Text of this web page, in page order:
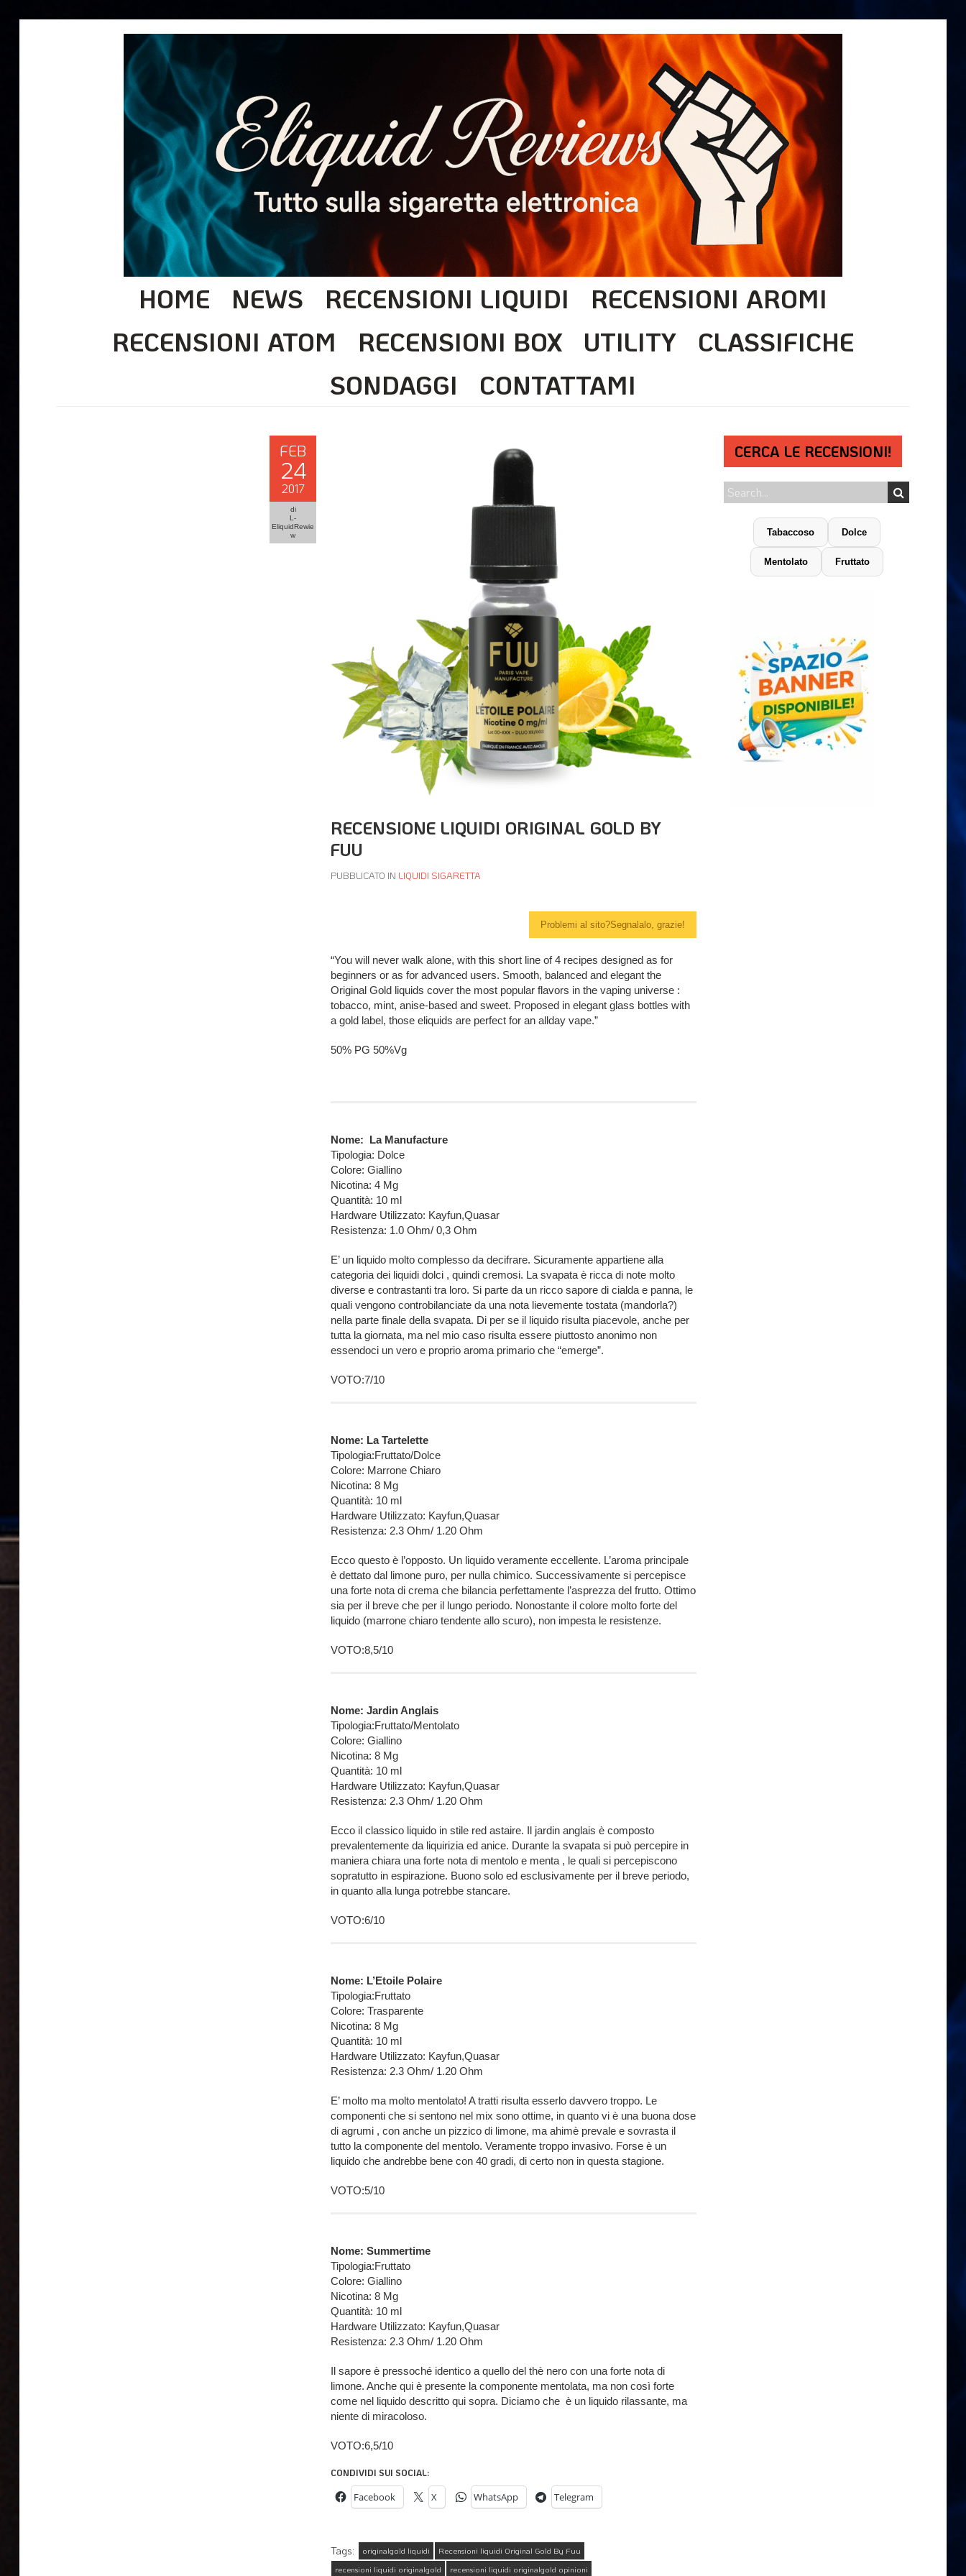
HOME NEWS RECENSIONI LIQUIDI
RECENSIONI AROMI
RECENSIONI ATOM
RECENSIONI BOX UTILITY
CLASSIFICHE
SONDAGGI
CONTATTAMI
FEB
24
2017
di
L-
EliquidRewie
w
RECENSIONE LIQUIDI ORIGINAL GOLD BY
FUU
PUBBLICATO IN LIQUIDI SIGARETTA
Problemi al sito?Segnalalo, grazie!
“You will never walk alone, with this short line of 4 recipes designed as for
beginners or as for advanced users. Smooth, balanced and elegant the
Original Gold liquids cover the most popular flavors in the vaping universe :
tobacco, mint, anise-based and sweet. Proposed in elegant glass bottles with
a gold label, those eliquids are perfect for an allday vape.”
50% PG 50%Vg
Nome: La Manufacture
Tipologia: Dolce
Colore: Giallino
Nicotina: 4 Mg
Quantità: 10 ml
Hardware Utilizzato: Kayfun,Quasar
Resistenza: 1.0 Ohm/ 0,3 Ohm
E’ un liquido molto complesso da decifrare. Sicuramente appartiene alla
categoria dei liquidi dolci , quindi cremosi. La svapata è ricca di note molto
diverse e contrastanti tra loro. Si parte da un ricco sapore di cialda e panna, le
quali vengono controbilanciate da una nota lievemente tostata (mandorla?)
nella parte finale della svapata. Di per se il liquido risulta piacevole, anche per
tutta la giornata, ma nel mio caso risulta essere piuttosto anonimo non
essendoci un vero e proprio aroma primario che “emerge”.
VOTO:7/10
Nome: La Tartelette
Tipologia:Fruttato/Dolce
Colore: Marrone Chiaro
Nicotina: 8 Mg
Quantità: 10 ml
Hardware Utilizzato: Kayfun,Quasar
Resistenza: 2.3 Ohm/ 1.20 Ohm
Ecco questo è l’opposto. Un liquido veramente eccellente. L’aroma principale
è dettato dal limone puro, per nulla chimico. Successivamente si percepisce
una forte nota di crema che bilancia perfettamente l’asprezza del frutto. Ottimo
sia per il breve che per il lungo periodo. Nonostante il colore molto forte del
liquido (marrone chiaro tendente allo scuro), non impesta le resistenze.
VOTO:8,5/10
Nome: Jardin Anglais
Tipologia:Fruttato/Mentolato
Colore: Giallino
Nicotina: 8 Mg
Quantità: 10 ml
Hardware Utilizzato: Kayfun,Quasar
Resistenza: 2.3 Ohm/ 1.20 Ohm
Ecco il classico liquido in stile red astaire. Il jardin anglais è composto
prevalentemente da liquirizia ed anice. Durante la svapata si può percepire in
maniera chiara una forte nota di mentolo e menta , le quali si percepiscono
sopratutto in espirazione. Buono solo ed esclusivamente per il breve periodo,
in quanto alla lunga potrebbe stancare.
VOTO:6/10
Nome: L’Etoile Polaire
Tipologia:Fruttato
Colore: Trasparente
Nicotina: 8 Mg
Quantità: 10 ml
Hardware Utilizzato: Kayfun,Quasar
Resistenza: 2.3 Ohm/ 1.20 Ohm
E’ molto ma molto mentolato! A tratti risulta esserlo davvero troppo. Le
componenti che si sentono nel mix sono ottime, in quanto vi è una buona dose
di agrumi , con anche un pizzico di limone, ma ahimè prevale e sovrasta il
tutto la componente del mentolo. Veramente troppo invasivo. Forse è un
liquido che andrebbe bene con 40 gradi, di certo non in questa stagione.
VOTO:5/10
Nome: Summertime
Tipologia:Fruttato
Colore: Giallino
Nicotina: 8 Mg
Quantità: 10 ml
Hardware Utilizzato: Kayfun,Quasar
Resistenza: 2.3 Ohm/ 1.20 Ohm
Il sapore è pressoché identico a quello del thè nero con una forte nota di
limone. Anche qui è presente la componente mentolata, ma non così forte
come nel liquido descritto qui sopra. Diciamo che è un liquido rilassante, ma
niente di miracoloso.
VOTO:6,5/10
CONDIVIDI SUI SOCIAL:
Facebook X WhatsApp Telegram
Tags: originalgold liquidi
Recensioni liquidi Original Gold By Fuu
recensioni liquidi originalgold
recensioni liquidi originalgold opinioni
CERCA LE RECENSIONI!
Tabaccoso Dolce
Mentolato Fruttato